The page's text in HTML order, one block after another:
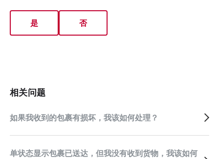
是 否
相关问题
如果我收到的包裹有损坏，我该如何处理？
单状态显示包裹已送达，但我没有收到货物，我该如何